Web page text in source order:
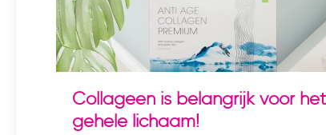
Collageen is belangrijk voor het
gehele lichaam!